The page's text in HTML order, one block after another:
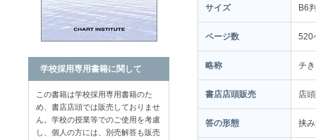
サイズ B6
ページ数 520
略称 チ
書店店頭販売 店
答の形態 挟
学校採用専用書籍に関して
この書籍は学校採用専用書籍のた
め、書店店頭では販売しておりませ
ん。学校の授業等でのご使用を考慮
し、個人の方には、別売解答も販売